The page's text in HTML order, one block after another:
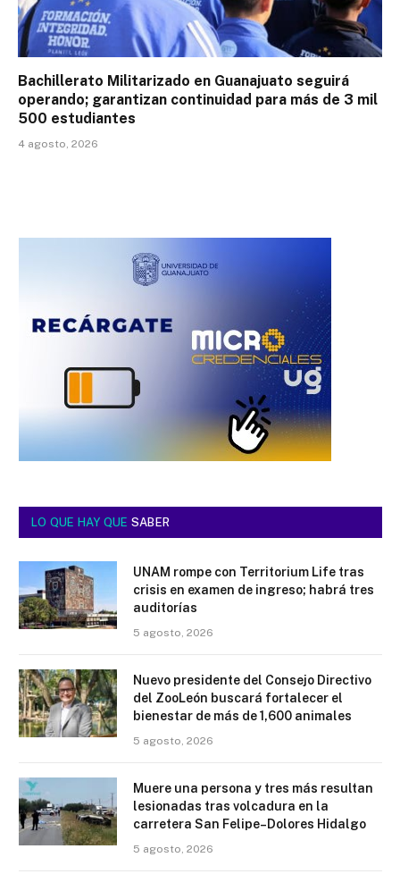
Bachillerato Militarizado en Guanajuato seguirá
operando; garantizan continuidad para más de 3 mil
500 estudiantes
4 agosto, 2026
LO QUE HAY QUE SABER
UNAM rompe con Territorium Life tras
crisis en examen de ingreso; habrá tres
auditorías
5 agosto, 2026
Nuevo presidente del Consejo Directivo
del ZooLeón buscará fortalecer el
bienestar de más de 1,600 animales
5 agosto, 2026
Muere una persona y tres más resultan
lesionadas tras volcadura en la
carretera San Felipe–Dolores Hidalgo
5 agosto, 2026